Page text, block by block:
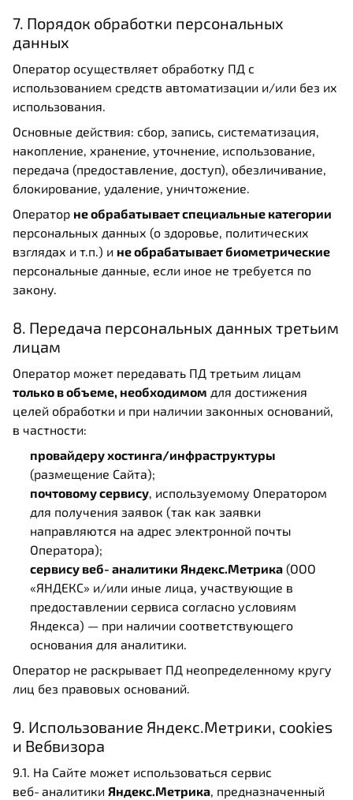
7. Порядок обработки персональных
данных
Оператор осуществляет обработку ПД с
использованием средств автоматизации и/или без их
использования.
Основные действия: сбор, запись, систематизация,
накопление, хранение, уточнение, использование,
передача (предоставление, доступ), обезличивание,
блокирование, удаление, уничтожение.
Оператор не обрабатывает специальные категории
персональных данных (о здоровье, политических
взглядах и т.п.) и не обрабатывает биометрические
персональные данные, если иное не требуется по
закону.
8. Передача персональных данных третьим
лицам
Оператор может передавать ПД третьим лицам
только в объеме, необходимом для достижения
целей обработки и при наличии законных оснований,
в частности:
провайдеру хостинга/инфраструктуры
(размещение Сайта);
почтовому сервису, используемому Оператором
для получения заявок (так как заявки
направляются на адрес электронной почты
Оператора);
сервису веб‑аналитики Яндекс.Метрика (ООО
«ЯНДЕКС» и/или иные лица, участвующие в
предоставлении сервиса согласно условиям
Яндекса) — при наличии соответствующего
основания для аналитики.
Оператор не раскрывает ПД неопределенному кругу
лиц без правовых оснований.
9. Использование Яндекс.Метрики, cookies
и Вебвизора
9.1. На Сайте может использоваться сервис
веб‑аналитики Яндекс.Метрика, предназначенный